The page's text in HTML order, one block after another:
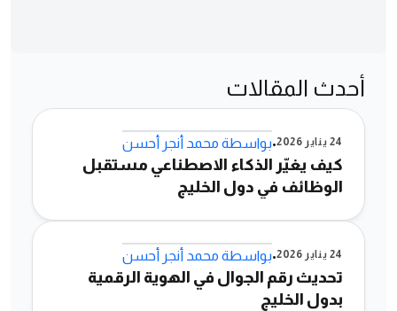
أحدث المقالات
24 يناير 2026 •بواسطة محمد أنجر أحسن
كيف يغيّر الذكاء الاصطناعي مستقبل
الوظائف في دول الخليج
24 يناير 2026 •بواسطة محمد أنجر أحسن
تحديث رقم الجوال في الهوية الرقمية
بدول الخليج